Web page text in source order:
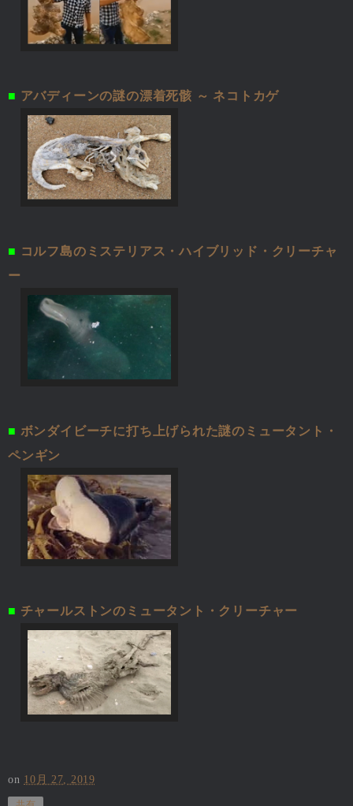
■ アバディーンの謎の漂着死骸 ～ ネコトカゲ
■ コルフ島のミステリアス・ハイブリッド・クリーチャ
ー
■ ボンダイビーチに打ち上げられた謎のミュータント・
ペンギン
■ チャールストンのミュータント・クリーチャー
on 10月 27, 2019